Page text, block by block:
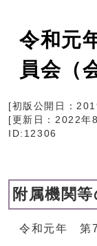
令和元
員会（
[初版公開日：
[更新日： 2022年
ID:12306
附属機関
令和元年 第7